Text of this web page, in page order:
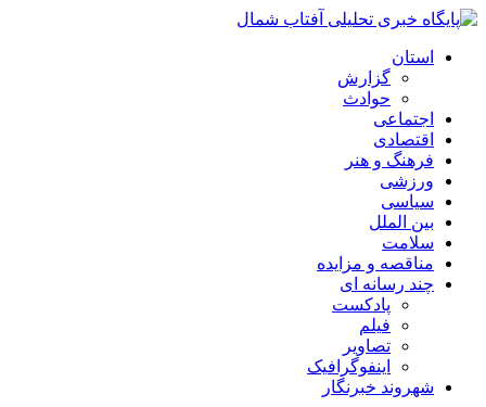
استان
گزارش
حوادث
اجتماعی
اقتصادی
فرهنگ و هنر
ورزشی
سیاسی
بین الملل
سلامت
مناقصه و مزایده
چند رسانه ای
پادکست
فیلم
تصاویر
اینفوگرافیک
شهروند خبرنگار